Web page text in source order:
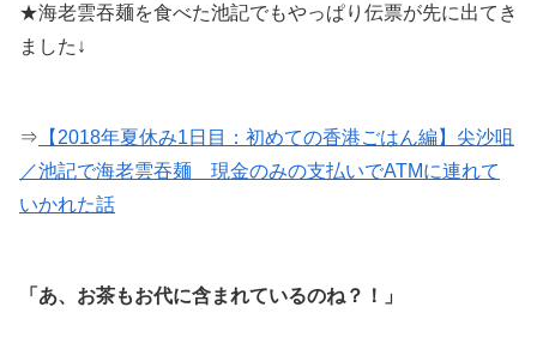
★海老雲吞麺を食べた池記でもやっぱり伝票が先に出てき
ました↓
⇒ 【2018年夏休み1日目：初めての香港ごはん編】尖沙咀
／池記で海老雲吞麺 現金のみの支払いでATMに連れて
いかれた話
「あ、お茶もお代に含まれているのね？！」